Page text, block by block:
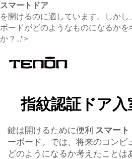
スマートドア
を開けるのに適しています。しか
ボードがどのようなものになるか
か？…">
指紋認証ドア
鍵は開けるために便利 スマート
ーボード。では、将来のコンピ
どのようになるか考えたことは